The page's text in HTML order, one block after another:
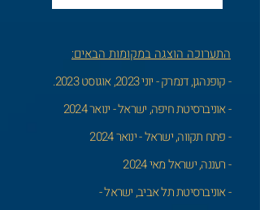
התערוכה הוצגה במקומות הבאים:
- קופנהגן, דנמרק - יוני 2023, אוגוסט 2023.
- אוניברסיטת חיפה, ישראל - ינואר 2024
- פתח תקווה, ישראל - ינואר 2024
- רעננה, ישראל מאי 2024
- אוניברסיטת תל אביב, ישראל -